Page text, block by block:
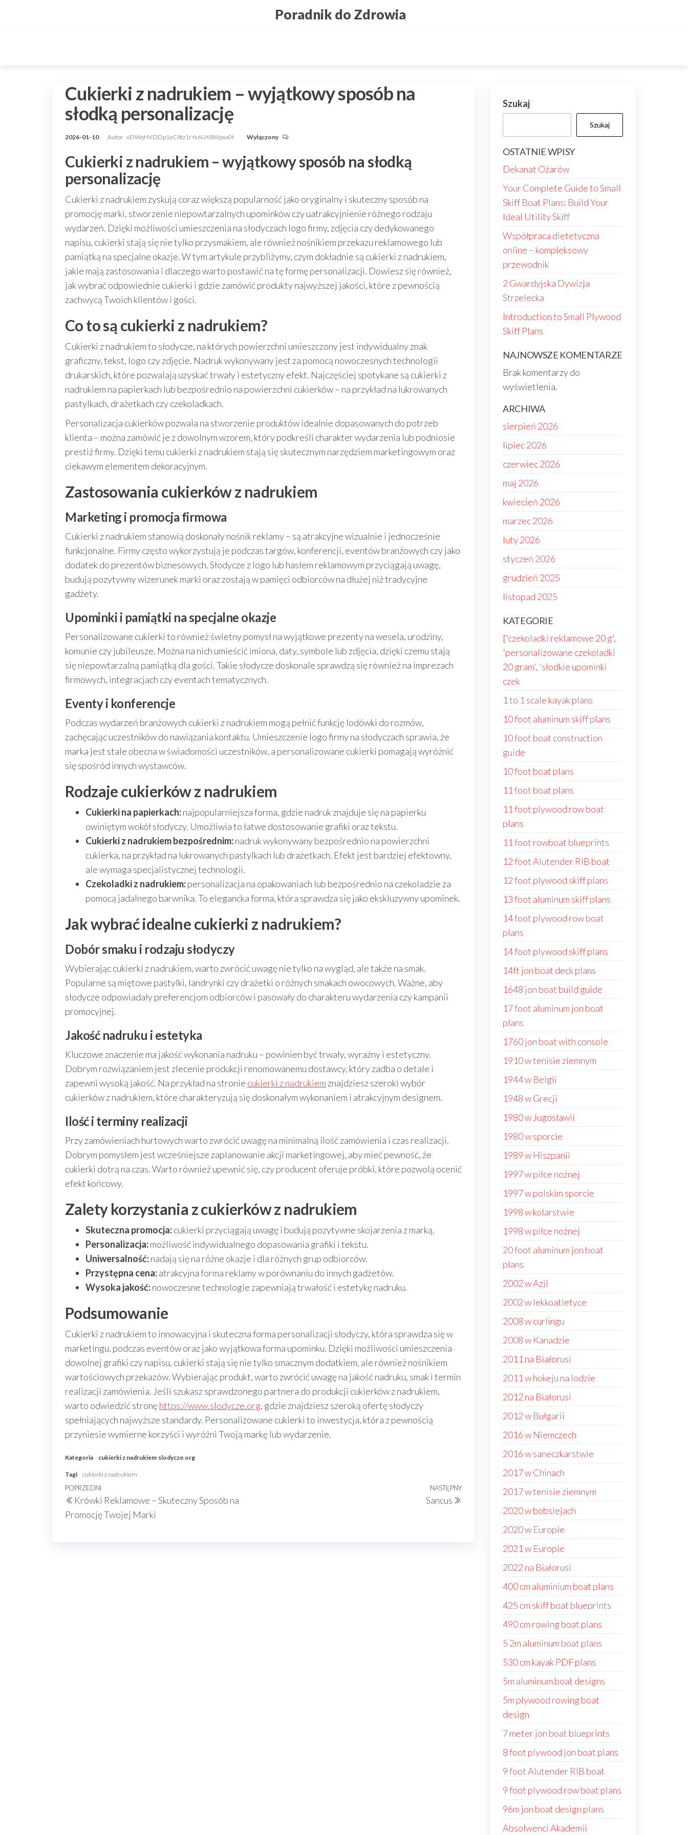
Poradnik do Zdrowia
Cukierki z nadrukiem – wyjątkowy sposób na
słodką personalizację
2026-01-10 Autor xEIWqHVDDp1aC8tz1rYx6UX8Wpaa0t Wyłączony
Cukierki z nadrukiem – wyjątkowy sposób na słodką
personalizację
Cukierki z nadrukiem zyskują coraz większą popularność jako oryginalny i skuteczny sposób na
promocję marki, stworzenie niepowtarzalnych upominków czy uatrakcyjnienie różnego rodzaju
wydarzeń. Dzięki możliwości umieszczenia na słodyczach logo firmy, zdjęcia czy dedykowanego
napisu, cukierki stają się nie tylko przysmakiem, ale również nośnikiem przekazu reklamowego lub
pamiątką na specjalne okazje. W tym artykule przybliżymy, czym dokładnie są cukierki z nadrukiem,
jakie mają zastosowania i dlaczego warto postawić na tę formę personalizacji. Dowiesz się również,
jak wybrać odpowiednie cukierki i gdzie zamówić produkty najwyższej jakości, które z pewnością
zachwycą Twoich klientów i gości.
Co to są cukierki z nadrukiem?
Cukierki z nadrukiem to słodycze, na których powierzchni umieszczony jest indywidualny znak
graficzny, tekst, logo czy zdjęcie. Nadruk wykonywany jest za pomocą nowoczesnych technologii
drukarskich, które pozwalają uzyskać trwały i estetyczny efekt. Najczęściej spotykane są cukierki z
nadrukiem na papierkach lub bezpośrednio na powierzchni cukierków – na przykład na lukrowanych
pastylkach, drażetkach czy czekoladkach.
Personalizacja cukierków pozwala na stworzenie produktów idealnie dopasowanych do potrzeb
klienta – można zamówić je z dowolnym wzorem, który podkreśli charakter wydarzenia lub podniosie
prestiż firmy. Dzięki temu cukierki z nadrukiem stają się skutecznym narzędziem marketingowym oraz
ciekawym elementem dekoracyjnym.
Zastosowania cukierków z nadrukiem
Marketing i promocja firmowa
Cukierki z nadrukiem stanowią doskonały nośnik reklamy – są atrakcyjne wizualnie i jednocześnie
funkcjonalne. Firmy często wykorzystują je podczas targów, konferencji, eventów branżowych czy jako
dodatek do prezentów biznesowych. Słodycze z logo lub hasłem reklamowym przyciągają uwagę,
budują pozytywny wizerunek marki oraz zostają w pamięci odbiorców na dłużej niż tradycyjne
gadżety.
Upominki i pamiątki na specjalne okazje
Personalizowane cukierki to również świetny pomysł na wyjątkowe prezenty na wesela, urodziny,
komunie czy jubileusze. Można na nich umieścić imiona, daty, symbole lub zdjęcia, dzięki czemu stają
się niepowtarzalną pamiątką dla gości. Takie słodycze doskonale sprawdzą się również na imprezach
firmowych, integracjach czy eventach tematycznych.
Eventy i konferencje
Podczas wydarzeń branżowych cukierki z nadrukiem mogą pełnić funkcję lodówki do rozmów,
zachęcając uczestników do nawiązania kontaktu. Umieszczenie logo firmy na słodyczach sprawia, że
marka jest stale obecna w świadomości uczestników, a personalizowane cukierki pomagają wyróżnić
się spośród innych wystawców.
Rodzaje cukierków z nadrukiem
Cukierki na papierkach:najpopularniejsza forma, gdzie nadruk znajduje się na papierku
owiniętym wokół słodyczy. Umożliwia to łatwe dostosowanie grafiki oraz tekstu.
Cukierki z nadrukiem bezpośrednim:nadruk wykonywany bezpośrednio na powierzchni
cukierka, na przykład na lukrowanych pastylkach lub drażetkach. Efekt jest bardziej efektowny,
ale wymaga specjalistycznej technologii.
Czekoladki z nadrukiem:personalizacja na opakowaniach lub bezpośrednio na czekoladzie za
pomocą jadalnego barwnika. To elegancka forma, która sprawdza się jako ekskluzywny upominek.
Jak wybrać idealne cukierki z nadrukiem?
Dobór smaku i rodzaju słodyczy
Wybierając cukierki z nadrukiem, warto zwrócić uwagę nie tylko na wygląd, ale także na smak.
Popularne są miętowe pastylki, landrynki czy drażetki o różnych smakach owocowych. Ważne, aby
słodycze odpowiadały preferencjom odbiorców i pasowały do charakteru wydarzenia czy kampanii
promocyjnej.
Jakość nadruku i estetyka
Kluczowe znaczenie ma jakość wykonania nadruku – powinien być trwały, wyraźny i estetyczny.
Dobrym rozwiązaniem jest zlecenie produkcji renomowanemu dostawcy, który zadba o detale i
zapewni wysoką jakość. Na przykład na stronie cukierki z nadrukiem znajdziesz szeroki wybór
cukierków z nadrukiem, które charakteryzują się doskonałym wykonaniem i atrakcyjnym designem.
Ilość i terminy realizacji
Przy zamówieniach hurtowych warto zwrócić uwagę na minimalną ilość zamówienia i czas realizacji.
Dobrym pomysłem jest wcześniejsze zaplanowanie akcji marketingowej, aby mieć pewność, że
cukierki dotrą na czas. Warto również upewnić się, czy producent oferuje próbki, które pozwolą ocenić
efekt końcowy.
Zalety korzystania z cukierków z nadrukiem
Skuteczna promocja:cukierki przyciągają uwagę i budują pozytywne skojarzenia z marką.
Personalizacja:możliwość indywidualnego dopasowania grafiki i tekstu.
Uniwersalność:nadają się na różne okazje i dla różnych grup odbiorców.
Przystępna cena:atrakcyjna forma reklamy w porównaniu do innych gadżetów.
Wysoka jakość:nowoczesne technologie zapewniają trwałość i estetykę nadruku.
Podsumowanie
Cukierki z nadrukiem to innowacyjna i skuteczna forma personalizacji słodyczy, która sprawdza się w
marketingu, podczas eventów oraz jako wyjątkowa forma upominku. Dzięki możliwości umieszczenia
dowolnej grafiki czy napisu, cukierki stają się nie tylko smacznym dodatkiem, ale również nośnikiem
wartościowych przekazów. Wybierając produkt, warto zwrócić uwagę na jakość nadruku, smak i termin
realizacji zamówienia. Jeśli szukasz sprawdzonego partnera do produkcji cukierków z nadrukiem,
warto odwiedzić stronęhttps://www.slodycze.org, gdzie znajdziesz szeroką ofertę słodyczy
spełniających najwyższe standardy. Personalizowane cukierki to inwestycja, która z pewnością
przyniesie wymierne korzyści i wyróżni Twoją markę lub wydarzenie.
Kategoria cukierki z nadrukiem slodycze.org
Tagi cukierki z nadrukiem
Nawigacja
wpisu
Poprzedni
wpis
POPRZEDNI
Krówki Reklamowe – Skuteczny Sposób na
Promocję Twojej Marki
Następny
NASTĘPNY
Sancus
Szukaj
Szukaj
OSTATNIE WPISY
Dekanat Ożarów
Your Complete Guide to Small
Skiff Boat Plans: Build Your
Ideal Utility Skiff
Współpraca dietetyczna
online – kompleksowy
przewodnik
2 Gwardyjska Dywizja
Strzelecka
Introduction to Small Plywood
Skiff Plans
NAJNOWSZE KOMENTARZE
Brak komentarzy do
wyświetlenia.
ARCHIWA
sierpień 2026
lipiec 2026
czerwiec 2026
maj 2026
kwiecień 2026
marzec 2026
luty 2026
styczeń 2026
grudzień 2025
listopad 2025
KATEGORIE
['czekoladki reklamowe 20 g',
'personalizowane czekoladki
20 gram', 'słodkie upominki
czek
1 to 1 scale kayak plans
10 foot aluminum skiff plans
10 foot boat construction
guide
10 foot boat plans
11 foot boat plans
11 foot plywood row boat
plans
11 foot rowboat blueprints
12 foot Alutender RIB boat
12 foot plywood skiff plans
13 foot aluminum skiff plans
14 foot plywood row boat
plans
14 foot plywood skiff plans
14ft jon boat deck plans
1648 jon boat build guide
17 foot aluminum jon boat
plans
1760 jon boat with console
1910 w tenisie ziemnym
1944 w Belgii
1948 w Grecji
1980 w Jugosławii
1980 w sporcie
1989 w Hiszpanii
1997 w piłce nożnej
1997 w polskim sporcie
1998 w kolarstwie
1998 w piłce nożnej
20 foot aluminum jon boat
plans
2002 w Azji
2002 w lekkoatletyce
2008 w curlingu
2008 w Kanadzie
2011 na Białorusi
2011 w hokeju na lodzie
2012 na Białorusi
2012 w Bułgarii
2016 w Niemczech
2016 w saneczkarstwie
2017 w Chinach
2017 w tenisie ziemnym
2020 w bobslejach
2020 w Europie
2021 w Europie
2022 na Białorusi
400 cm aluminium boat plans
425 cm skiff boat blueprints
490 cm rowing boat plans
5 2m aluminum boat plans
530 cm kayak PDF plans
5m aluminum boat designs
5m plywood rowing boat
design
7 meter jon boat blueprints
8 foot plywood jon boat plans
9 foot Alutender RIB boat
9 foot plywood row boat plans
96m jon boat design plans
Absolwenci Akademii